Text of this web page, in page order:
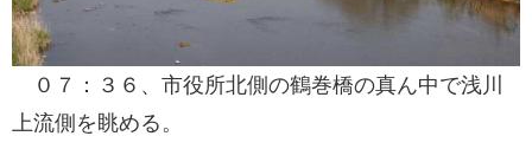
０７：３６、市役所北側の鶴巻橋の真ん中で浅川
上流側を眺める。